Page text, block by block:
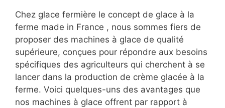
Chez glace fermière le concept de glace à la
ferme made in France , nous sommes fiers de
proposer des machines à glace de qualité
supérieure, conçues pour répondre aux besoins
spécifiques des agriculteurs qui cherchent à se
lancer dans la production de crème glacée à la
ferme. Voici quelques-uns des avantages que
nos machines à glace offrent par rapport à